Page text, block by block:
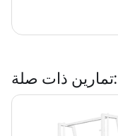
تمارين ذات صلة: